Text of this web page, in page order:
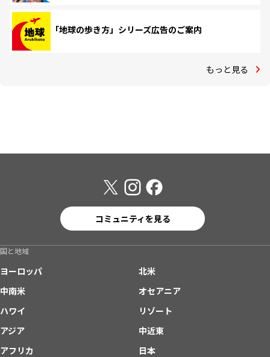
「地球の歩き方」シリーズ広告のご案内
もっと見る
コミュニティを見る
国と地域
ヨーロッパ
北米
中南米
オセアニア
ハワイ
リゾート
アジア
中近東
アフリカ
日本